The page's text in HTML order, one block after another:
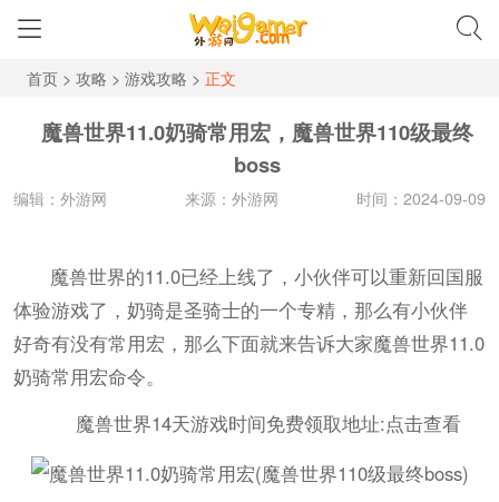
首页> 攻略 > 游戏攻略 > 正文
魔兽世界11.0奶骑常用宏，魔兽世界110级最终
boss
编辑：外游网 来源：外游网 时间：2024-09-09
魔兽世界的11.0已经上线了，小伙伴可以重新回国服
体验游戏了，奶骑是圣骑士的一个专精，那么有小伙伴
好奇有没有常用宏，那么下面就来告诉大家魔兽世界11.0
奶骑常用宏命令。
魔兽世界14天游戏时间免费领取地址:点击查看